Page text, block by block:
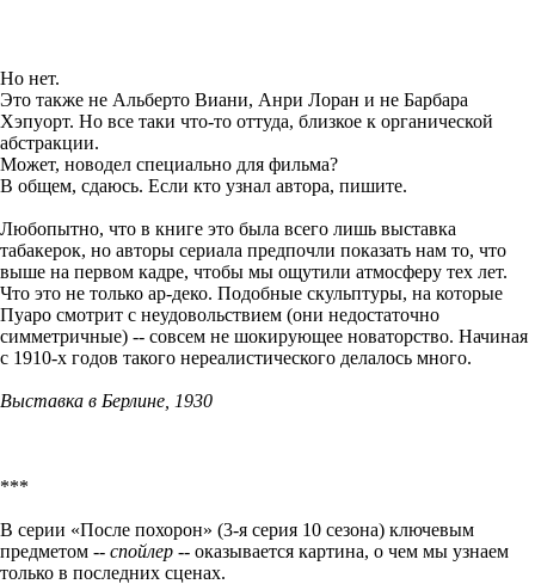
Но нет.
Это также не Альберто Виани, Анри Лоран и не Барбара
Хэпуорт. Но все таки что-то оттуда, близкое к органической
абстракции.
Может, новодел специально для фильма?
В общем, сдаюсь. Если кто узнал автора, пишите.
Любопытно, что в книге это была всего лишь выставка
табакерок, но авторы сериала предпочли показать нам то, что
выше на первом кадре, чтобы мы ощутили атмосферу тех лет.
Что это не только ар-деко. Подобные скульптуры, на которые
Пуаро смотрит с неудовольствием (они недостаточно
симметричные) -- совсем не шокирующее новаторство. Начиная
с 1910-х годов такого нереалистического делалось много.
Выставка в Берлине, 1930
***
В серии «После похорон» (3-я серия 10 сезона) ключевым
предметом -- спойлер -- оказывается картина, о чем мы узнаем
только в последних сценах.